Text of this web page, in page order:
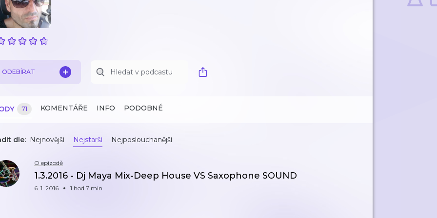
ODEBÍRAT
71 KOMENTÁŘE INFO PODOBNÉ
dle: Nejnovější Nejstarší Nejposlouchanější
O epizodě
1.3.2016 - Dj Maya Mix-Deep House VS Saxophone SOUND
6. 1. 2016 1 hod 7 min